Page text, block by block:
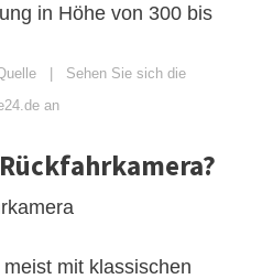
in Höhe von 300 bis
| Sehen Sie sich die
an
mit klassischen